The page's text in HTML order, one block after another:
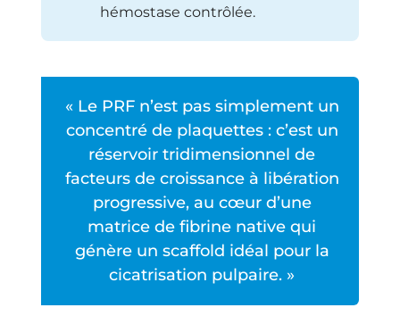
hémostase contrôlée.
« Le PRF n’est pas simplement un
concentré de plaquettes : c’est un
réservoir tridimensionnel de
facteurs de croissance à libération
progressive, au cœur d’une
matrice de fibrine native qui
génère un scaffold idéal pour la
cicatrisation pulpaire. »